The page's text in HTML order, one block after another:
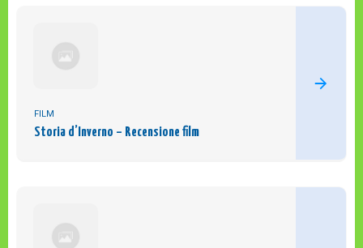
FILM
Storia d’Inverno – Recensione film